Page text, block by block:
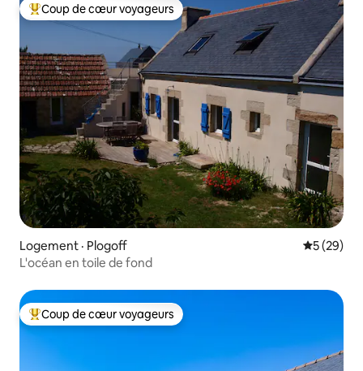
Coup de cœur voyageurs parmi les plus aimés
Coup de cœur voyageurs
Logement · Plogoff Note
5 (29)
L'océan en toile de fond
Coup de cœur voyageurs parmi les plus aimés
Coup de cœur voyageurs